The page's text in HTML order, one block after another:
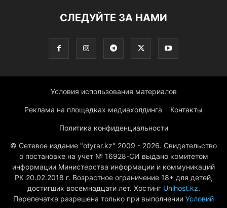
СЛЕДУЙТЕ ЗА НАМИ
Условия использования материалов
Реклама на площадках медиахолдинга Контакты
Политика конфиденциальности
© Сетевое издание "otyrar.kz" 2009 - 2026. Свидетельство
о постановке на учет № 16928-СИ выдано комитетом
информации Министерства информации и коммуникаций
РК 20.02.2018 г. Возрастное ограничение 18+ для детей,
достигших восемнадцати лет. Хостинг Unihost.kz.
Перепечатка разрешена только при выполнении Условий